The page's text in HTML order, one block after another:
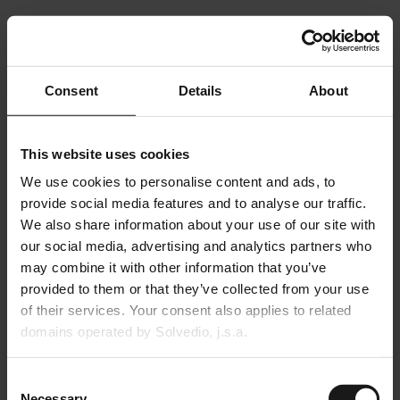
Consent Details About
This website uses cookies
We use cookies to personalise content and ads, to
provide social media features and to analyse our traffic.
We also share information about your use of our site with
our social media, advertising and analytics partners who
may combine it with other information that you’ve
provided to them or that they’ve collected from your use
of their services. Your consent also applies to related
domains operated by Solvedio, j.s.a.
This website uses cookies. We use
cookies to personalise content and ads,
to provide social media features and to
with our social media, advertising and
analytics partners who may combine it
with other information that you’ve
provided to them or that they’ve
collected from your use of their
services. Your consent also applies to
related domains operated by Solvedio,
j.s.a.
used by websites to make a user's